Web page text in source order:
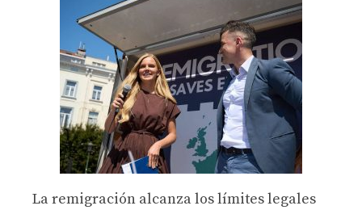
La remigración alcanza los límites legales